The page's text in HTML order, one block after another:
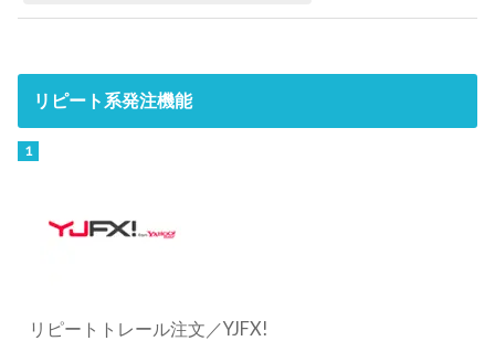
リピート系発注機能
リピートトレール注文／YJFX!